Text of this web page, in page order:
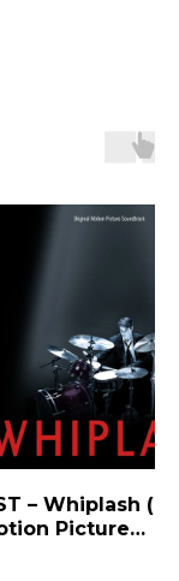
– Whiplash
Picture